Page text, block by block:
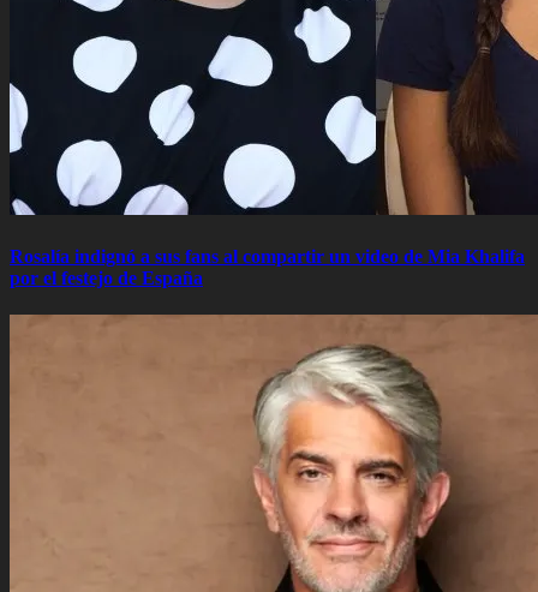
Rosalía indignó a sus fans al compartir un video de Mia Khalifa
por el festejo de España